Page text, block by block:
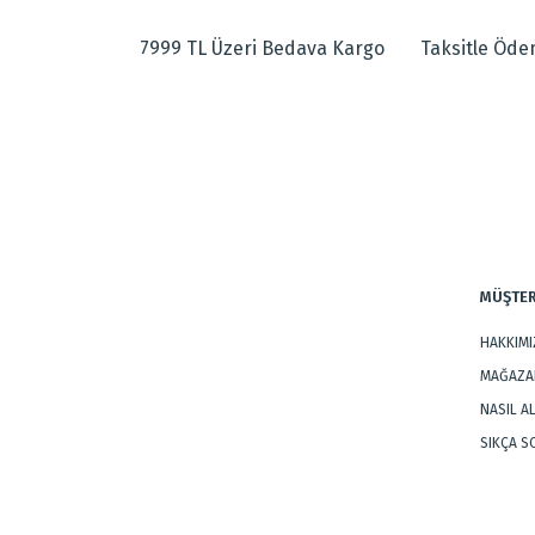
Ürün resmi kalitesiz, bozuk veya görüntülenemiyor.
7999 TL Üzeri Bedava Kargo Taksitle
NASIL
SIKÇA